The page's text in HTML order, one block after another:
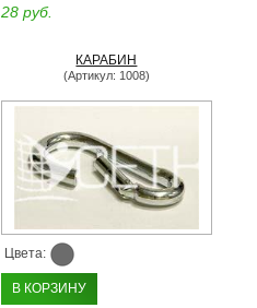
28 руб.
КАРАБИН
(Артикул: 1008)
Цвета:
В КОРЗИНУ